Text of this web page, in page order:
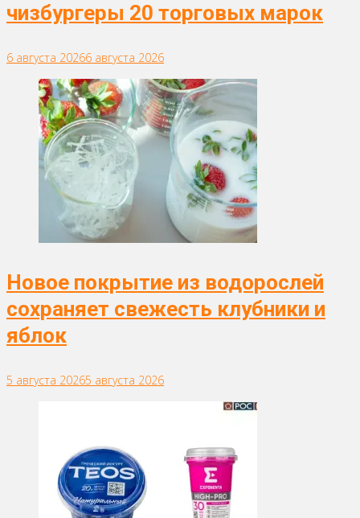
чизбургеры 20 торговых марок
6 августа 20266 августа 2026
Новое покрытие из водорослей
сохраняет свежесть клубники и
яблок
5 августа 20265 августа 2026